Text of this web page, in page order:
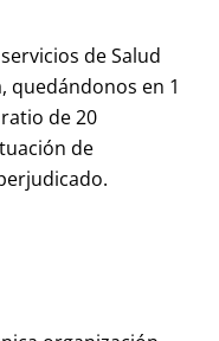
de Salud
quedándonos en 1
de 20
de